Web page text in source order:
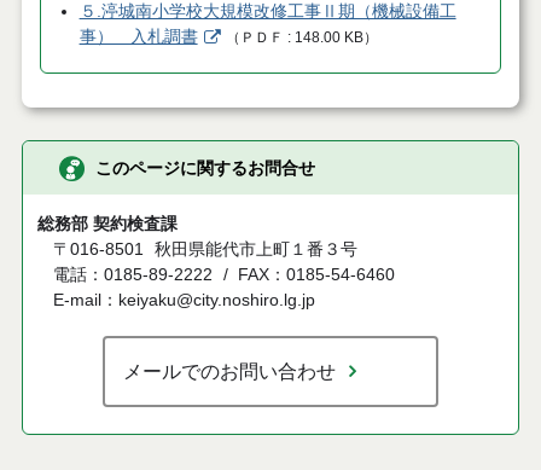
５.渟城南小学校大規模改修工事Ⅱ期（機械設備工
事） 入札調書
（ ＰＤＦ 148.00 KB）
このページに関するお問合せ
総務部 契約検査課
〒016-8501 秋田県能代市上町１番３号
電話：0185-89-2222
FAX：0185-54-6460
E-mail：keiyaku@city.noshiro.lg.jp
メールでのお問い合わせ